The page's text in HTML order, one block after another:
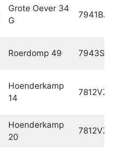
Grote Oever 34
G
7941BJ
Roerdomp 49 7943SN
Hoenderkamp
14
7812VZ
Hoenderkamp
20
7812VZ